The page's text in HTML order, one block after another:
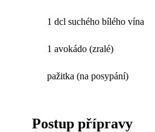
1 dcl suchého bílého vína
1 avokádo (zralé)
pažitka (na posypání)
Postup přípravy